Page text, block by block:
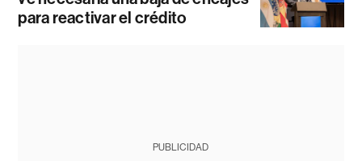
para reactivar el crédito
PUBLICIDAD